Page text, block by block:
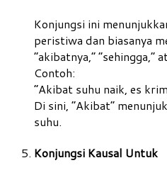
Konjungsi ini
peristiwa dan biasanya
“akibatnya,” “sehingga,”
Contoh:
“Akibat suhu naik, es
Di sini, “Akibat”
suhu.
Konjungsi Kausal Untuk